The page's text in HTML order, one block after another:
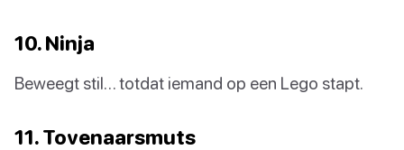
10. Ninja
Beweegt stil… totdat iemand op een Lego stapt.
11. Tovenaarsmuts